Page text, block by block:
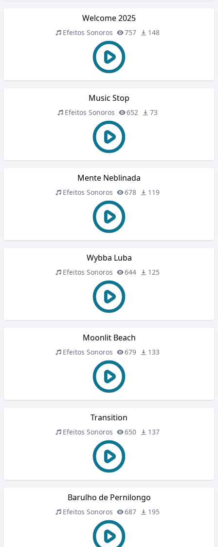
Welcome 2025
Efeitos Sonoros 757 148
Music Stop
Efeitos Sonoros 652 73
Mente Neblinada
Efeitos Sonoros 678 119
Wybba Luba
Efeitos Sonoros 644 125
Moonlit Beach
Efeitos Sonoros 679 133
Transition
Efeitos Sonoros 650 137
Barulho de Pernilongo
Efeitos Sonoros 687 195